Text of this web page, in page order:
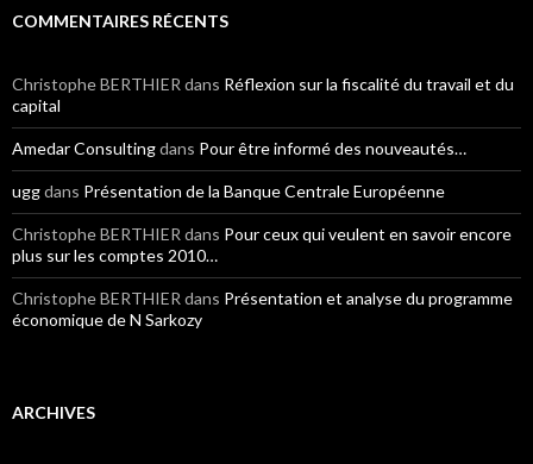
COMMENTAIRES RÉCENTS
Christophe BERTHIER dans Réflexion sur la fiscalité du travail et du
capital
Amedar Consultingdans Pour être informé des nouveautés…
uggdans Présentation de la Banque Centrale Européenne
Christophe BERTHIER dans Pour ceux qui veulent en savoir encore
plus sur les comptes 2010…
Christophe BERTHIER dans Présentation et analyse du programme
économique de N Sarkozy
ARCHIVES